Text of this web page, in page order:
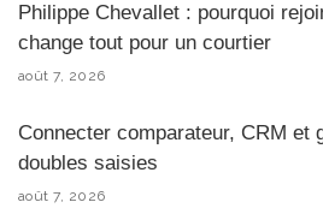
Philippe Chevallet : pourquoi
change tout pour un courtier
août 7, 2026
Connecter comparateur, CRM et
doubles saisies
août 7, 2026